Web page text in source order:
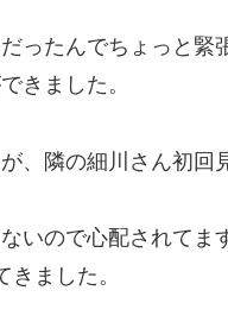
ったんでちょっと
きました。
、隣の細川さん初回
いので心配されてま
ました。